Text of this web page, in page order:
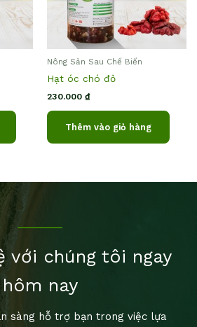
Nông Sản Sau Chế Biến
Hạt óc chó đỏ
230.000 ₫
Thêm vào giỏ hàng
với chúng tôi ngay
hôm nay
sàng hỗ trợ bạn trong việc lựa